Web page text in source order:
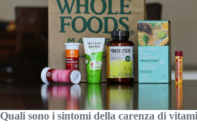
Quali sono i sintomi della carenza di